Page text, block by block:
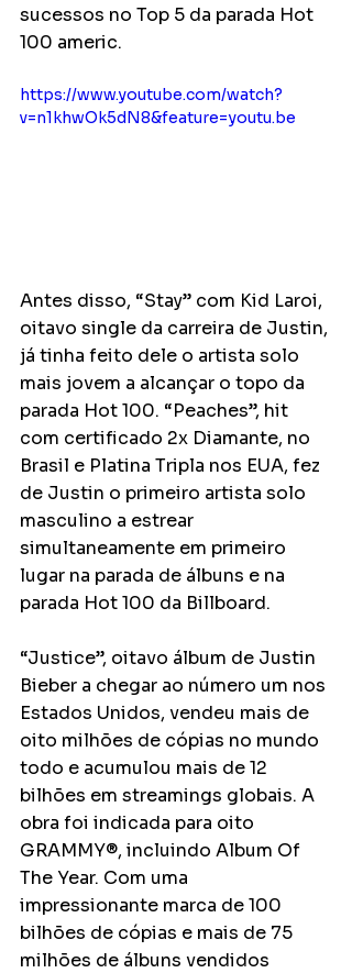
sucessos no Top 5 da parada Hot
100 americ.
https://www.youtube.com/watch?
v=n1khwOk5dN8&feature=youtu.be
Antes disso, “Stay” com Kid Laroi,
oitavo single da carreira de Justin,
já tinha feito dele o artista solo
mais jovem a alcançar o topo da
parada Hot 100. “Peaches”, hit
com certificado 2x Diamante, no
Brasil e Platina Tripla nos EUA, fez
de Justin o primeiro artista solo
masculino a estrear
simultaneamente em primeiro
lugar na parada de álbuns e na
parada Hot 100 da Billboard.
“Justice”, oitavo álbum de Justin
Bieber a chegar ao número um nos
Estados Unidos, vendeu mais de
oito milhões de cópias no mundo
todo e acumulou mais de 12
bilhões em streamings globais. A
obra foi indicada para oito
GRAMMY®, incluindo Album Of
The Year. Com uma
impressionante marca de 100
bilhões de cópias e mais de 75
milhões de álbuns vendidos